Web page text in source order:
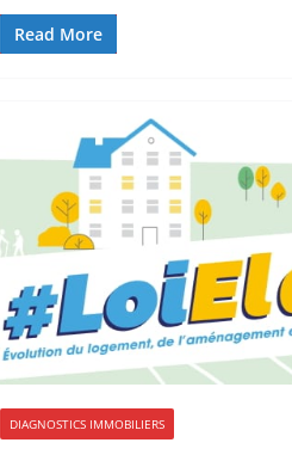
Read More
DIAGNOSTICS IMMOBILIERS